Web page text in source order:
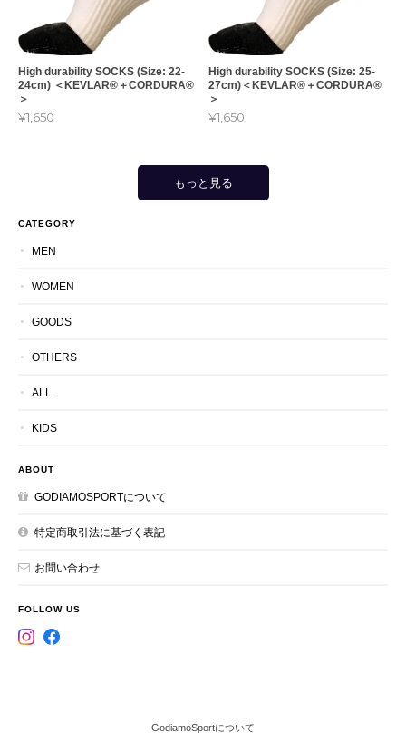
High durability SOCKS (Size: 22-
24cm) ＜KEVLAR®︎＋CORDURA®︎
＞
¥1,650
High durability SOCKS (Size: 25-
27cm)＜KEVLAR®︎＋CORDURA®︎
＞
¥1,650
もっと見る
CATEGORY
MEN
WOMEN
GOODS
OTHERS
ALL
KIDS
ABOUT
GODIAMOSPORTについて
特定商取引法に基づく表記
お問い合わせ
FOLLOW US
GodiamoSportについて